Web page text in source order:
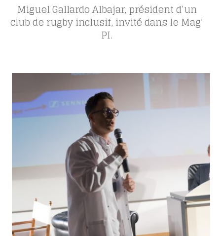
Miguel Gallardo Albajar, président d’un
club de rugby inclusif, invité dans le Mag’
PI.